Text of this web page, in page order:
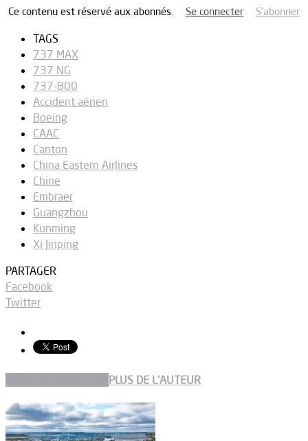
Ce contenu est réservé aux abonnés. Se connecter S’abonner
TAGS
737 MAX
737 NG
737-800
Accident aérien
Boeing
CAAC
Canton
China Eastern Airlines
Chine
Embraer
Guangzhou
Kunming
Xi Jinping
PARTAGER
Facebook
Twitter
PLUS DE L'AUTEUR